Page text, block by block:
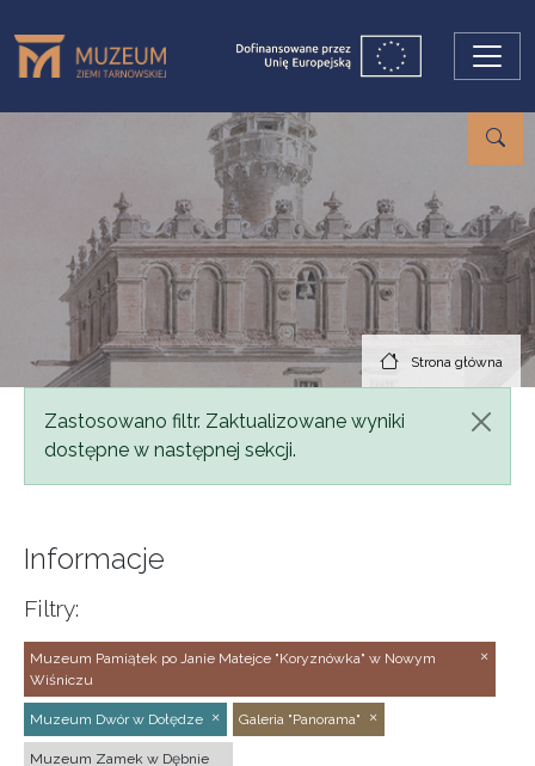
Strona główna
Komunikat
Zastosowano filtr. Zaktualizowane wyniki
dostępne w następnej sekcji.
Informacje
Filtry:
Muzeum Pamiątek po Janie Matejce "Koryznówka" w Nowym
Wiśniczu
Muzeum Dwór w Dołędze Galeria "Panorama"
Muzeum Zamek w Dębnie